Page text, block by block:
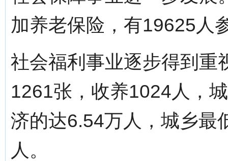
加养老保险，有19625人
社会福利事业逐步得到重
1261张，收养1024人，
济的达6.54万人，城乡最
人。